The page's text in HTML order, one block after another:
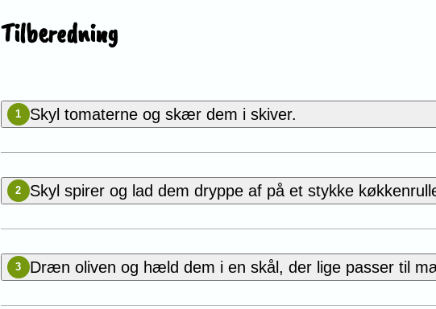
Tilberedning
1 Skyl tomaterne og skær dem i skiver.
2 Skyl spirer og lad dem dryppe af på et stykke
3 Dræn oliven og hæld dem i en skål, der lige passer til